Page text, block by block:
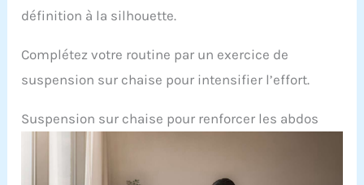
définition à la silhouette.
Complétez votre routine par un exercice de
suspension sur chaise pour intensifier l’effort.
Suspension sur chaise pour renforcer les abdos